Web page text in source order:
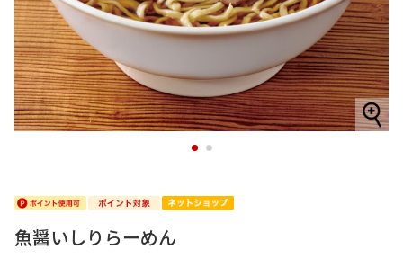
1 2
魚醤いしりらーめん